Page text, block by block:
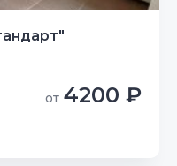
от 4200 ₽